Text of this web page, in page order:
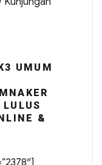
UMUM
&